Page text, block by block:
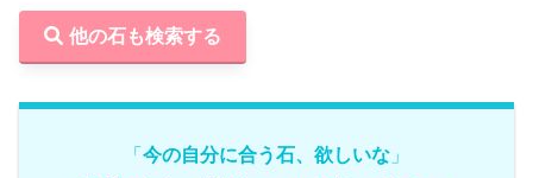
他の石も検索する
「 今の自分に合う石、欲しいな 」